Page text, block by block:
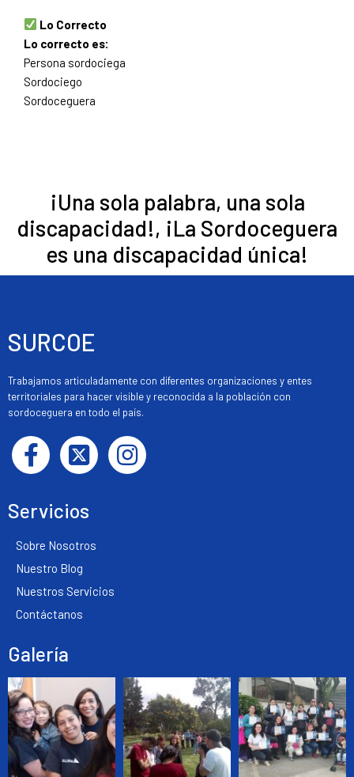
Lo Correcto
Lo correcto es:
Persona sordociega
Sordociego
Sordoceguera
¡Una sola palabra, una sola
discapacidad!, ¡La Sordoceguera
es una discapacidad única!
SURCOE
Trabajamos articuladamente con diferentes organizaciones y entes
territoriales para hacer visible y reconocida a la población con
sordoceguera en todo el país.
Servicios
Sobre Nosotros
Nuestro Blog
Nuestros Servicios
Contáctanos
Galería